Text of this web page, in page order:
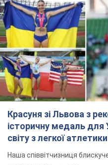
Красуня зі Львова з
історичну медаль для
світу з легкої
Наша співвітчизниця